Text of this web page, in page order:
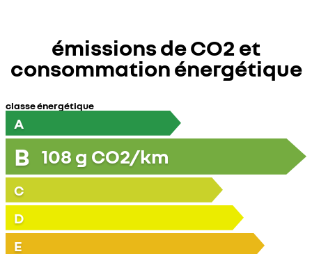
émissions de CO2 et
consommation énergétique
classe énergétique
A
B 108 g CO2/km
C
D
E